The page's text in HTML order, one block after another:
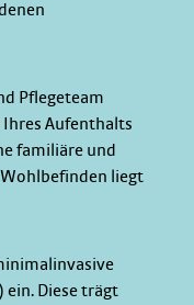
Pflegeteam
Aufenthalts
familiäre und
liegt
ein. Diese trägt